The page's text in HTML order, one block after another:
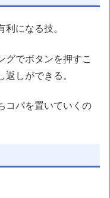
になる技。
グでボタンを押すこ
しができる。
コパを置いていくの